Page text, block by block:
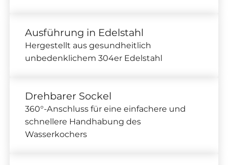
Ausführung in Edelstahl
Hergestellt aus gesundheitlich
unbedenklichem 304er Edelstahl
Drehbarer Sockel
360°-Anschluss für eine einfachere und
schnellere Handhabung des
Wasserkochers